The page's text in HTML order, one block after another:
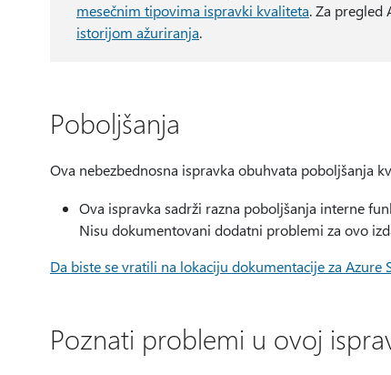
mesečnim tipovima ispravki kvaliteta. Za pregled
istorijom ažuriranja.
Poboljšanja
Ova nebezbednosna ispravka obuhvata poboljšanja
Ova ispravka sadrži razna poboljšanja interne
Nisu dokumentovani dodatni problemi za ovo
Da biste se vratili na lokaciju dokumentacije za Azure
Poznati problemi u ovoj